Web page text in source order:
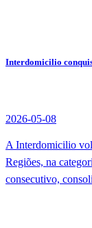
Interdomicilio
2026-05-08
A Interdomicilio
Regiões, na
consecutivo,